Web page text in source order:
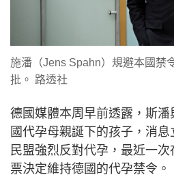
施潘（Jens Spahn）規避本國禁
批。 路透社
德國媒體本周早前透露，斯
國代孕母親誕下的孩子，消
民盟強烈反對代孕，最近一
票決定維持德國的代孕禁令。